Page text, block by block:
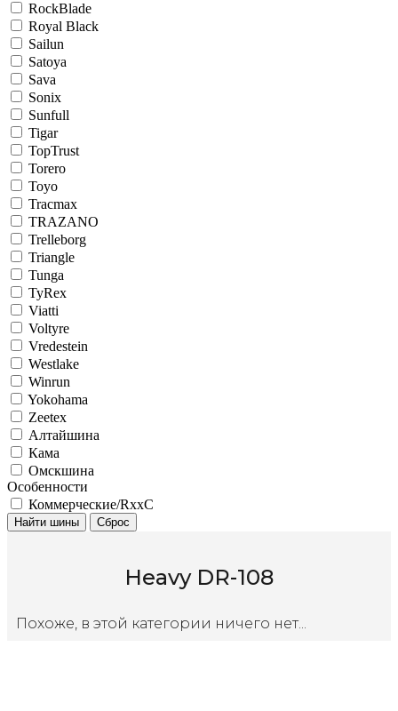
RockBlade
Royal Black
Sailun
Satoya
Sava
Sonix
Sunfull
Tigar
TopTrust
Torero
Toyo
Tracmax
TRAZANO
Trelleborg
Triangle
Tunga
TyRex
Viatti
Voltyre
Vredestein
Westlake
Winrun
Yokohama
Zeetex
Алтайшина
Кама
Омскшина
Особенности
Коммерческие/RxxC
Найти шины Сброс
Heavy DR-108
Похоже, в этой категории ничего нет...